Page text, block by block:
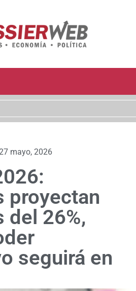
mayo, 2026
proyectan
del 26%,
seguirá en